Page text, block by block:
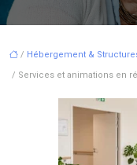
/ Hébergement &
/ Services et animations en